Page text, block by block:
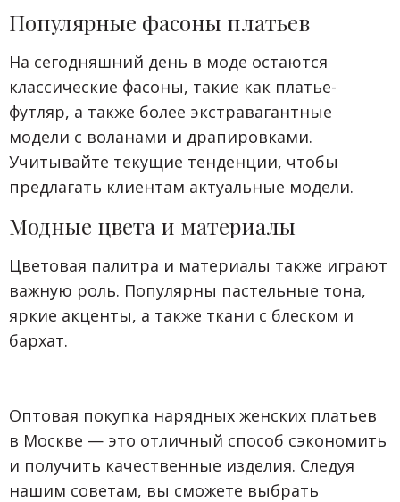
Популярные фасоны платьев
На сегодняшний день в моде остаются
классические фасоны, такие как платье-
футляр, а также более экстравагантные
модели с воланами и драпировками.
Учитывайте текущие тенденции, чтобы
предлагать клиентам актуальные модели.
Модные цвета и материалы
Цветовая палитра и материалы также играют
важную роль. Популярны пастельные тона,
яркие акценты, а также ткани с блеском и
бархат.
Оптовая покупка нарядных женских платьев
в Москве — это отличный способ сэкономить
и получить качественные изделия. Следуя
нашим советам, вы сможете выбрать